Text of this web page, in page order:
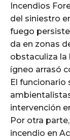
Incendios
del siniestro
fuego
da en zonas
obstaculiza la
ígneo arrasó
El funcionario
intervención
Por otra
incendio en